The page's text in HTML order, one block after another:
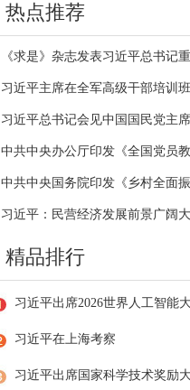
热点推荐
习近平总书记会见中国国民党主
精品排行
习近平在上海考察